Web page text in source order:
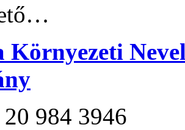
Környezeti
20 984 3946